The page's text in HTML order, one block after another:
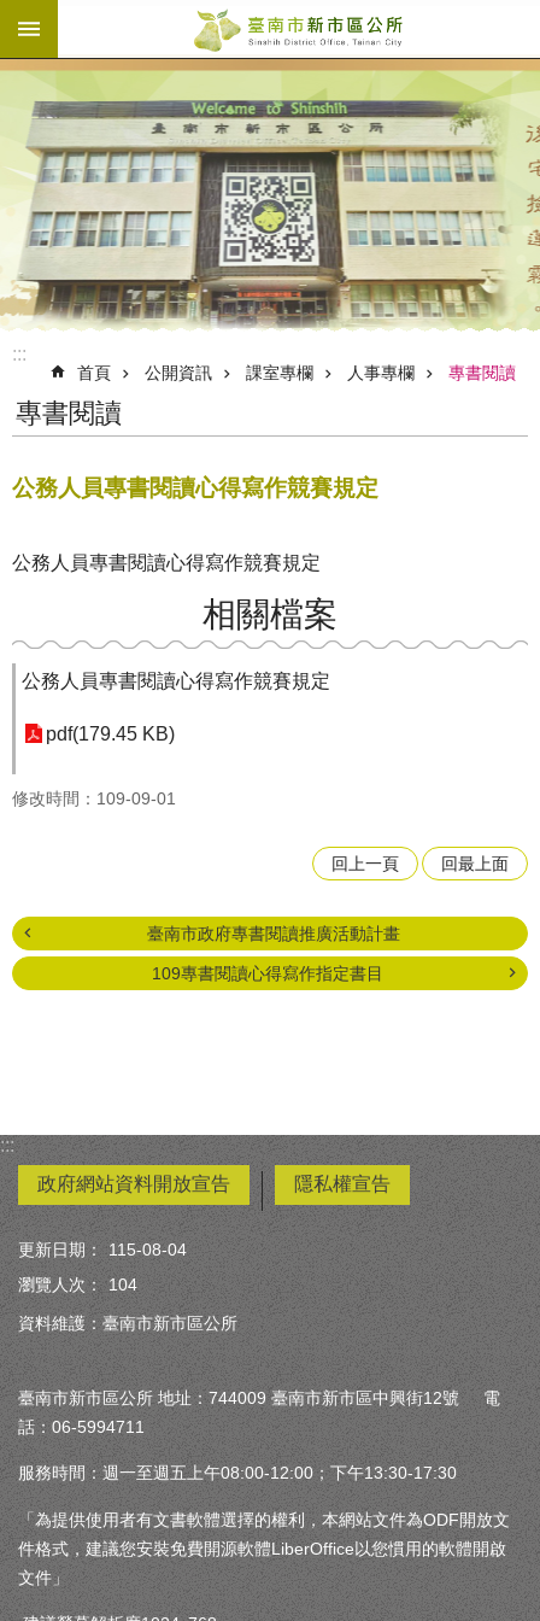
跳到主要內容區塊
:::
首頁 公開資訊 課室專欄 人事專欄 專書閱讀
專書閱讀
公務人員專書閱讀心得寫作競賽規定
公務人員專書閱讀心得寫作競賽規定
相關檔案
公務人員專書閱讀心得寫作競賽規定
pdf(179.45 KB)
修改時間：109-09-01
回上一頁 回最上面
臺南市政府專書閱讀推廣活動計畫
109專書閱讀心得寫作指定書目
:::
政府網站資料開放宣告
隱私權宣告
更新日期：
115-08-04
瀏覽人次：
104
資料維護：臺南市新市區公所
臺南市新市區公所 地址：744009 臺南市新市區中興街12號 電
話：06-5994711
服務時間：週一至週五上午08:00-12:00；下午13:30-17:30
「為提供使用者有文書軟體選擇的權利，本網站文件為ODF開放文
件格式，建議您安裝免費開源軟體LiberOffice以您慣用的軟體開啟
文件」